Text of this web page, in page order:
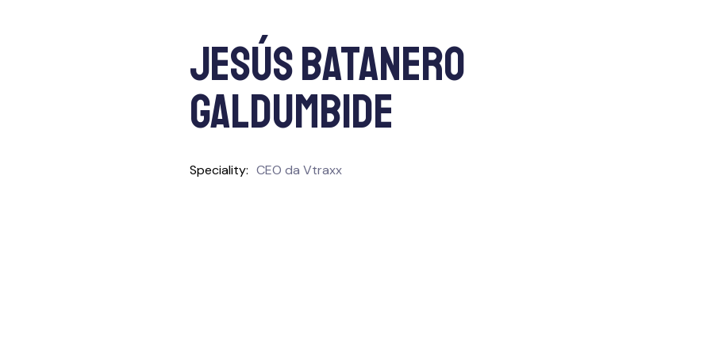
Jesús Batanero
Galdumbide
Speciality CEO da Vtraxx